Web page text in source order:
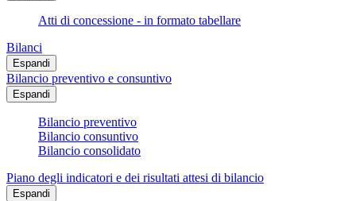
Atti di concessione - in formato tabellare
Bilanci
Espandi
Bilancio preventivo e consuntivo
Espandi
Bilancio preventivo
Bilancio consuntivo
Bilancio consolidato
Piano degli indicatori e dei risultati attesi di bilancio
Espandi